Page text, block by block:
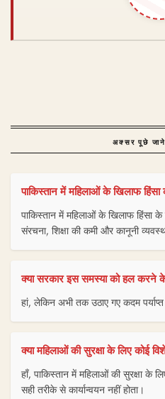
अक्सर पूछे
पाकिस्तान में महिलाओं के खिलाफ हिंसा
पाकिस्तान में महिलाओं के खिलाफ हिंसा
संरचना, शिक्षा की कमी और कानूनी
क्या सरकार इस समस्या को हल करने
हां, लेकिन अभी तक उठाए गए कदम
क्या महिलाओं की सुरक्षा के लिए कोई
हाँ, पाकिस्तान में महिलाओं की सुरक्षा
सही तरीके से कार्यान्वयन नहीं होता।